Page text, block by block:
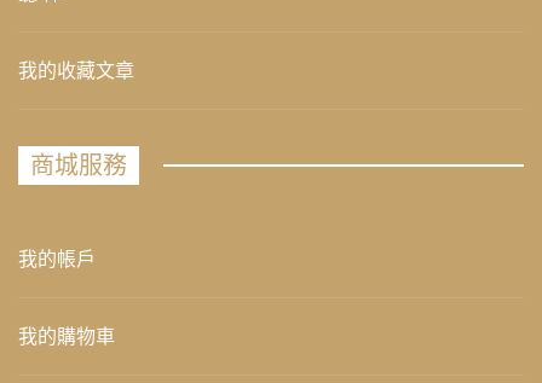
我的收藏文章
商城服務
我的帳戶
我的購物車